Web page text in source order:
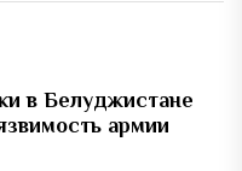
в Белуджистане
армии